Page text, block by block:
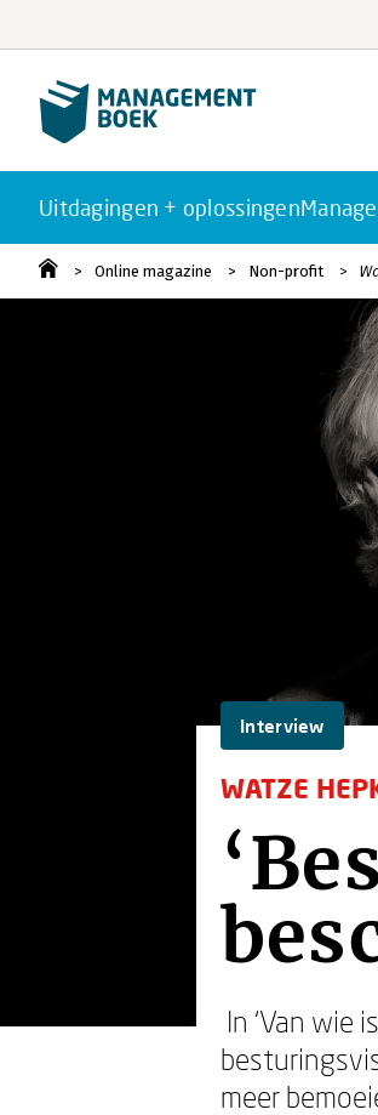
Uitdagingen + oplossingen
Online magazine Non-profit
Interview
WATZE
In ‘Van wie
meer